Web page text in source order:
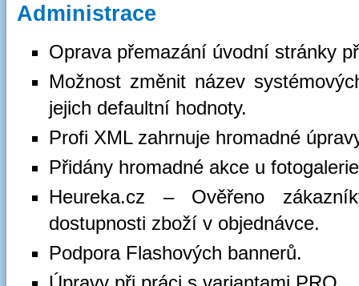
Administrace
Oprava přemazání úvodní stránky
Možnost změnit název
jejich defaultní hodnoty.
Profi XML zahrnuje hromadné
Přidány hromadné akce u
Heureka.cz – Ověřeno
dostupnosti zboží v objednávce.
Podpora Flashových bannerů.